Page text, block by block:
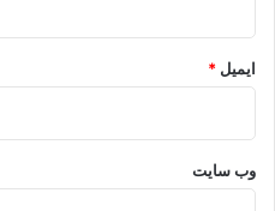
ایمیل *
وب‌ سایت